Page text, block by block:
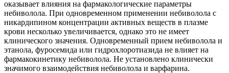
оказывает влияния на фармакологические параметры
небиволола. При одновременном применении небиволола с
никардипином концентрации активных веществ в плазме
крови несколько увеличивается, однако это не имеет
клинического значения. Одновременный прием небиволола и
этанола, фуросемида или гидрохлоротиазида не влияет на
фармакокинетику небиволола. Не установлено клинически
значимого взаимодействия небиволола и варфарина.